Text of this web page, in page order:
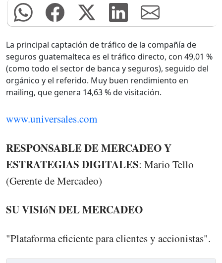
La principal captación de tráfico de la compañía de
seguros guatemalteca es el tráfico directo, con 49,01 %
(como todo el sector de banca y seguros), seguido del
orgánico y el referido. Muy buen rendimiento en
mailing, que genera 14,63 % de visitación.
www.universales.com
RESPONSABLE DE MERCADEO Y
ESTRATEGIAS DIGITALES: Mario Tello
(Gerente de Mercadeo)
SU VISIóN DEL MERCADEO
"Plataforma eficiente para clientes y accionistas".